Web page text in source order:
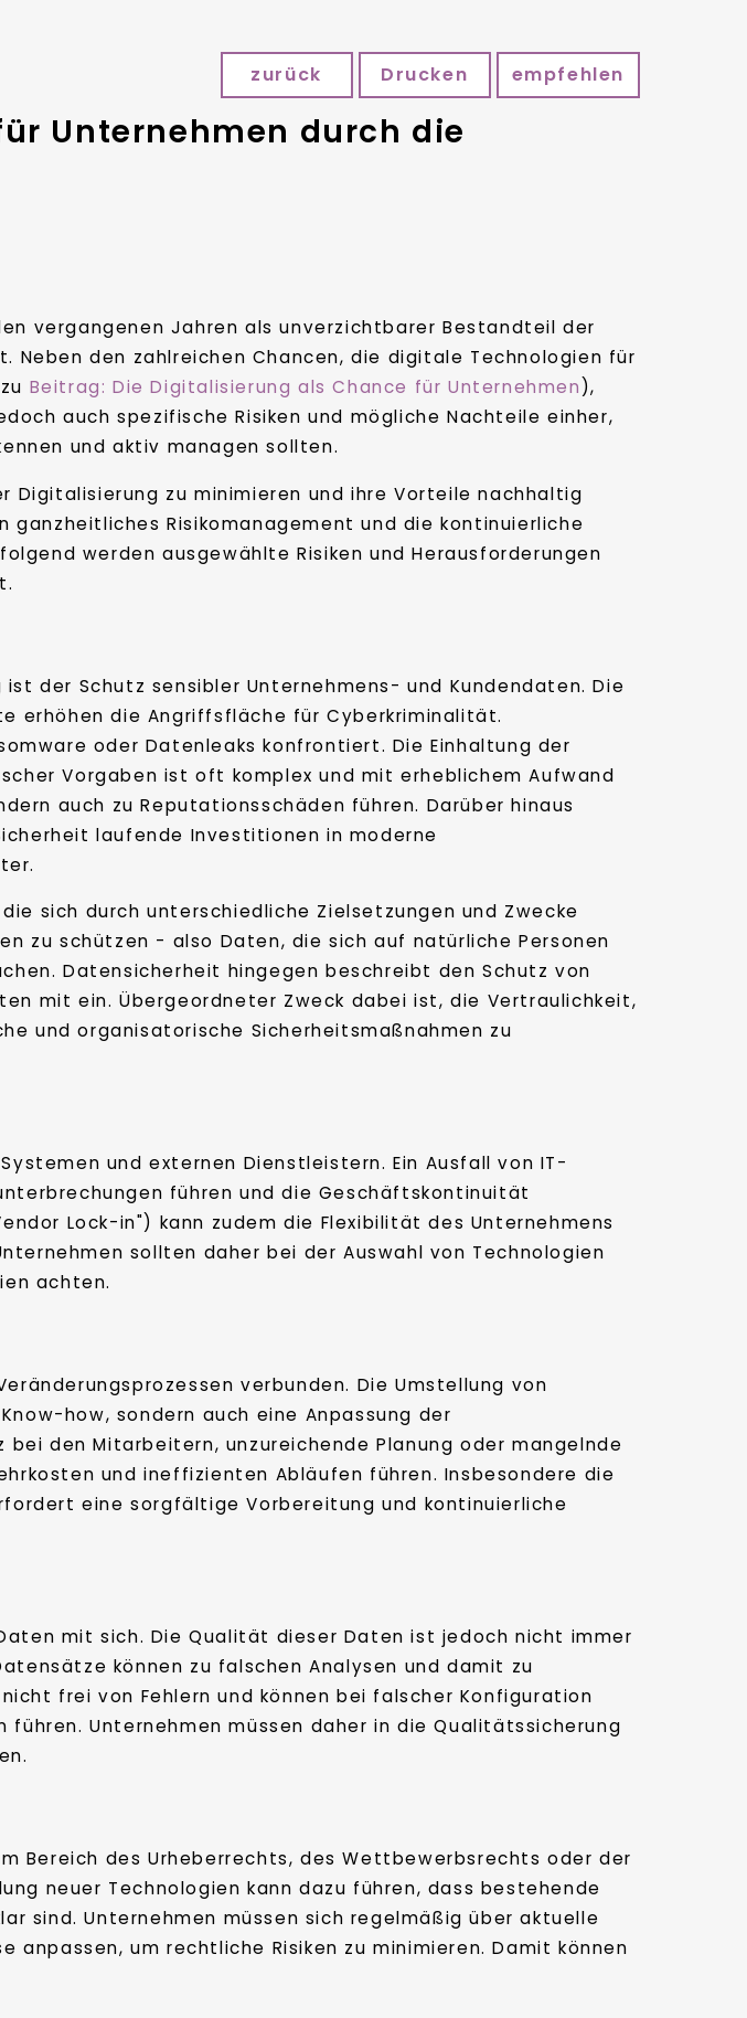
zurück Drucken empfehlen
Unternehmen durch die
vergangenen Jahren als unverzichtbarer Bestandteil der
Neben den zahlreichen Chancen, die digitale Technologien für
Beitrag: Die Digitalisierung als Chance für Unternehmen ),
auch spezifische Risiken und mögliche Nachteile einher,
und aktiv managen sollten.
Digitalisierung zu minimieren und ihre Vorteile nachhaltig
ganzheitliches Risikomanagement und die kontinuierliche
werden ausgewählte Risiken und Herausforderungen
der Schutz sensibler Unternehmens- und Kundendaten. Die
erhöhen die Angriffsfläche für Cyberkriminalität.
oder Datenleaks konfrontiert. Die Einhaltung der
Vorgaben ist oft komplex und mit erheblichem Aufwand
auch zu Reputationsschäden führen. Darüber hinaus
laufende Investitionen in moderne
sich durch unterschiedliche Zielsetzungen und Zwecke
zu schützen - also Daten, die sich auf natürliche Personen
Datensicherheit hingegen beschreibt den Schutz von
mit ein. Übergeordneter Zweck dabei ist, die Vertraulichkeit,
und organisatorische Sicherheitsmaßnahmen zu
und externen Dienstleistern. Ein Ausfall von IT-
führen und die Geschäftskontinuität
Lock-in") kann zudem die Flexibilität des Unternehmens
sollten daher bei der Auswahl von Technologien
achten.
verbunden. Die Umstellung von
how, sondern auch eine Anpassung der
den Mitarbeitern, unzureichende Planung oder mangelnde
und ineffizienten Abläufen führen. Insbesondere die
eine sorgfältige Vorbereitung und kontinuierliche
mit sich. Die Qualität dieser Daten ist jedoch nicht immer
können zu falschen Analysen und damit zu
frei von Fehlern und können bei falscher Konfiguration
Unternehmen müssen daher in die Qualitätssicherung
Bereich des Urheberrechts, des Wettbewerbsrechts oder der
neuer Technologien kann dazu führen, dass bestehende
sind. Unternehmen müssen sich regelmäßig über aktuelle
um rechtliche Risiken zu minimieren. Damit können